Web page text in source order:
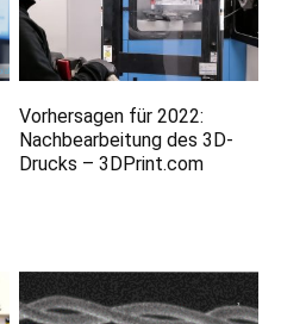
Vorhersagen für 2022:
Nachbearbeitung des 3D-
Drucks – 3DPrint.com